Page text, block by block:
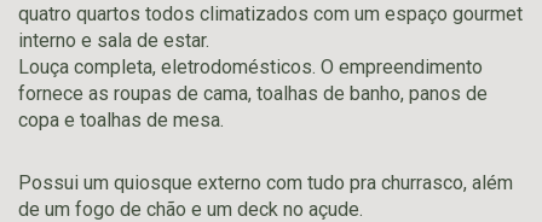
quatro quartos todos climatizados com um espaço gourmet
interno e sala de estar.
Louça completa, eletrodomésticos. O empreendimento
fornece as roupas de cama, toalhas de banho, panos de
copa e toalhas de mesa.
Possui um quiosque externo com tudo pra churrasco, além
de um fogo de chão e um deck no açude.